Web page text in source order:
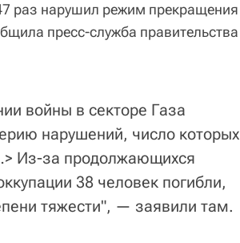
раз нарушил режим прекращения
пресс-служба правительства
войны в секторе Газа
нарушений, число которых
Из-за продолжающихся
38 человек погибли,
тяжести", — заявили там.